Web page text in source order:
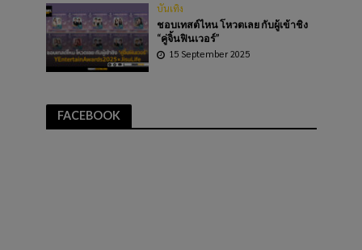
บันเทิง
ชอบเทสต์ไหน โหวตเลย กับผู้เข้าชิง
“คู่จิ้นฟินเวอร์”
15 September 2025
FACEBOOK